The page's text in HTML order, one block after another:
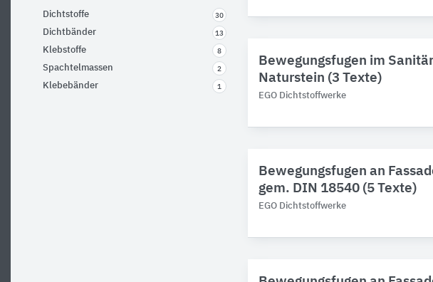
Dichtstoffe 30
Dichtbänder 13
Klebstoffe 8
Spachtelmassen 2
Klebebänder 1
Bewegungsfugen im
Naturstein (3 Texte)
EGO Dichtstoffwerke
Bewegungsfugen an
gem. DIN 18540 (5 Texte)
EGO Dichtstoffwerke